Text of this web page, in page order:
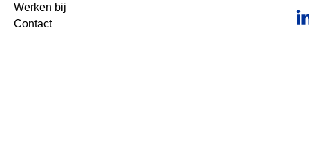
Werken bij
Contact